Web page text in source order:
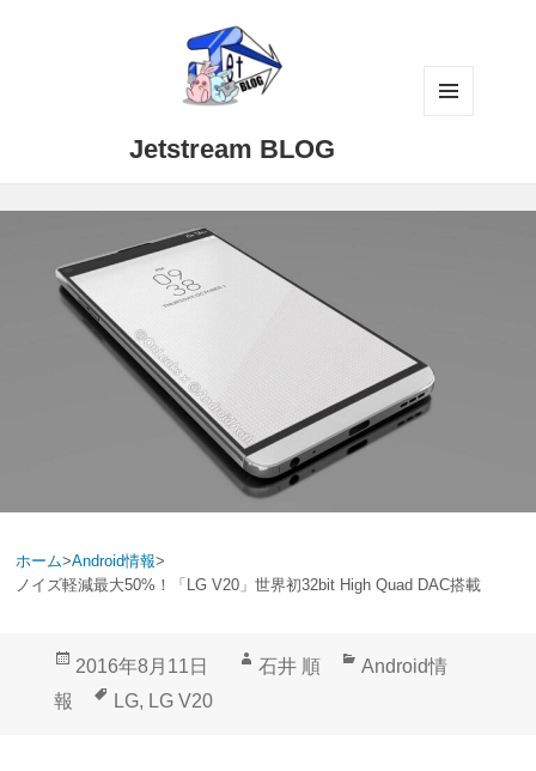
Jetstream BLOG
ホーム>Android情報>
ノイズ軽減最大50%！「LG V20」世界初32bit High Quad DAC搭載
投
2016年8月11日
作
石井 順
カ
Android情
報
タ
LG, LG V20